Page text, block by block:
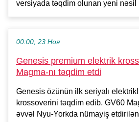
versiyada təqdim olunan yeni nəsil
00:00, 23 Ноя
Genesis premium elektrik
Magma-nı təqdim etdi
Genesis özünün ilk seriyalı
krossoverini təqdim edib. GV60
əvvəl Nyu-Yorkda nümayiş